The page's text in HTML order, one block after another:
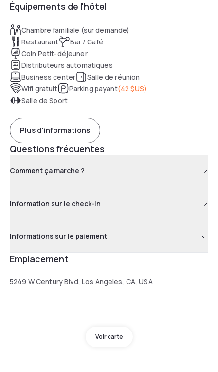
Équipements de l'hôtel
Chambre familiale (sur demande)
Restaurant
Bar / Café
Coin Petit-déjeuner
Distributeurs automatiques
Business center
Salle de réunion
Wifi gratuit
Parking payant(42 $US)
Salle de Sport
Plus d'informations
Questions fréquentes
Comment ça marche ?
Information sur le check-in
Informations sur le paiement
Emplacement
5249 W Century Blvd, Los Angeles, CA, USA
Voir carte